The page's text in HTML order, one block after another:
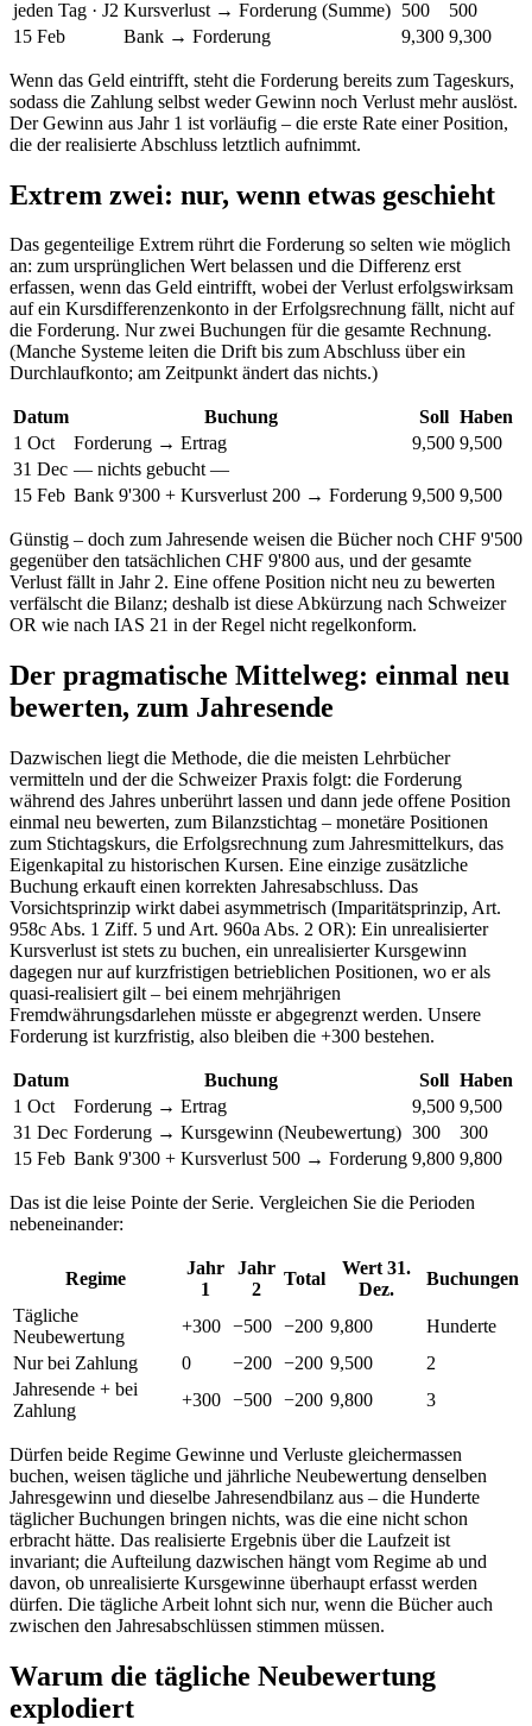
jeden Tag · J2 Kursverlust → Forderung (Summe) 500
500
15 Feb
Bank → Forderung 9,300 9,300
Wenn das Geld eintrifft, steht die Forderung bereits zum Tageskurs,
sodass die Zahlung selbst weder Gewinn noch Verlust mehr auslöst.
Der Gewinn aus Jahr 1 ist vorläufig – die erste Rate einer Position,
die der realisierte Abschluss letztlich aufnimmt.
Extrem zwei: nur, wenn etwas geschieht
Das gegenteilige Extrem rührt die Forderung so selten wie möglich
an: zum ursprünglichen Wert belassen und die Differenz erst
erfassen, wenn das Geld eintrifft, wobei der Verlust erfolgswirksam
auf ein Kursdifferenzenkonto in der Erfolgsrechnung fällt, nicht auf
die Forderung. Nur zwei Buchungen für die gesamte Rechnung.
(Manche Systeme leiten die Drift bis zum Abschluss über ein
Durchlaufkonto; am Zeitpunkt ändert das nichts.)
Datum Buchung Soll Haben
1 Oct
Forderung → Ertrag 9,500 9,500
31 Dec — nichts gebucht —
15 Feb Bank 9'300 + Kursverlust 200 → Forderung 9,500 9,500
Günstig – doch zum Jahresende weisen die Bücher noch CHF 9'500
gegenüber den tatsächlichen CHF 9'800 aus, und der gesamte
Verlust fällt in Jahr 2. Eine offene Position nicht neu zu bewerten
verfälscht die Bilanz; deshalb ist diese Abkürzung nach Schweizer
OR wie nach IAS 21 in der Regel nicht regelkonform.
Der pragmatische Mittelweg: einmal neu
bewerten, zum Jahresende
Dazwischen liegt die Methode, die die meisten Lehrbücher
vermitteln und der die Schweizer Praxis folgt: die Forderung
während des Jahres unberührt lassen und dann jede offene Position
einmal neu bewerten, zum Bilanzstichtag – monetäre Positionen
zum Stichtagskurs, die Erfolgsrechnung zum Jahresmittelkurs, das
Eigenkapital zu historischen Kursen. Eine einzige zusätzliche
Buchung erkauft einen korrekten Jahresabschluss. Das
Vorsichtsprinzip wirkt dabei asymmetrisch (Imparitätsprinzip, Art.
958c Abs. 1 Ziff. 5 und Art. 960a Abs. 2 OR): Ein unrealisierter
Kursverlust ist stets zu buchen, ein unrealisierter Kursgewinn
dagegen nur auf kurzfristigen betrieblichen Positionen, wo er als
quasi-realisiert gilt – bei einem mehrjährigen
Fremdwährungsdarlehen müsste er abgegrenzt werden. Unsere
Forderung ist kurzfristig, also bleiben die +300 bestehen.
Datum Buchung Soll Haben
1 Oct
Forderung → Ertrag 9,500 9,500
31 Dec Forderung → Kursgewinn (Neubewertung) 300
300
15 Feb Bank 9'300 + Kursverlust 500 → Forderung 9,800 9,800
Das ist die leise Pointe der Serie. Vergleichen Sie die Perioden
nebeneinander:
Regime
Jahr
1
Jahr
2
Total
Wert 31.
Dez.
Buchungen
Tägliche
Neubewertung
+300 −500 −200 9,800
Hunderte
Nur bei Zahlung
0 −200 −200 9,500
2
Jahresende + bei
Zahlung
+300 −500 −200 9,800 3
Dürfen beide Regime Gewinne und Verluste gleichermassen
buchen, weisen tägliche und jährliche Neubewertung denselben
Jahresgewinn und dieselbe Jahresendbilanz aus – die Hunderte
täglicher Buchungen bringen nichts, was die eine nicht schon
erbracht hätte. Das realisierte Ergebnis über die Laufzeit ist
invariant; die Aufteilung dazwischen hängt vom Regime ab und
davon, ob unrealisierte Kursgewinne überhaupt erfasst werden
dürfen. Die tägliche Arbeit lohnt sich nur, wenn die Bücher auch
zwischen den Jahresabschlüssen stimmen müssen.
Warum die tägliche Neubewertung
explodiert